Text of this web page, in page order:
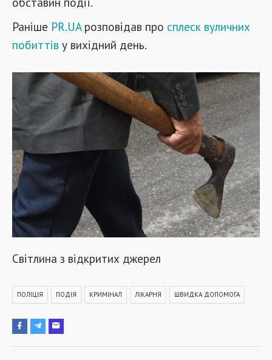
Раніше PR.UAрозповідав про сплеск вуличних
побиттів у вихідний день.
Світлина з відкритих джерел
ПОЛІЦІЯ ПОДІЯ КРИМІНАЛ ЛІКАРНЯ ШВИДКА ДОПОМОГА